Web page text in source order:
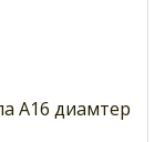
А16 диамтер